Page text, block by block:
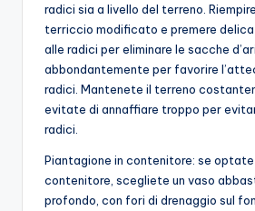
radici sia a livello del terreno.
terriccio modificato e premere
alle radici per eliminare le sacche
abbondantemente per favorire
radici. Mantenete il terreno
evitate di annaffiare troppo per
radici.
Piantagione in contenitore: se optate
contenitore, scegliete un vaso
profondo, con fori di drenaggio sul